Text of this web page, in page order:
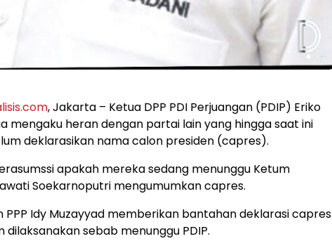
, Jakarta – Ketua DPP PDI Perjuangan (PDIP) Eriko
mengaku heran dengan partai lain yang hingga saat ini
deklarasikan nama calon presiden (capres).
apakah mereka sedang menunggu Ketum
Soekarnoputri mengumumkan capres.
PPP Idy Muzayyad memberikan bantahan deklarasi capres
dilaksanakan sebab menunggu PDIP.